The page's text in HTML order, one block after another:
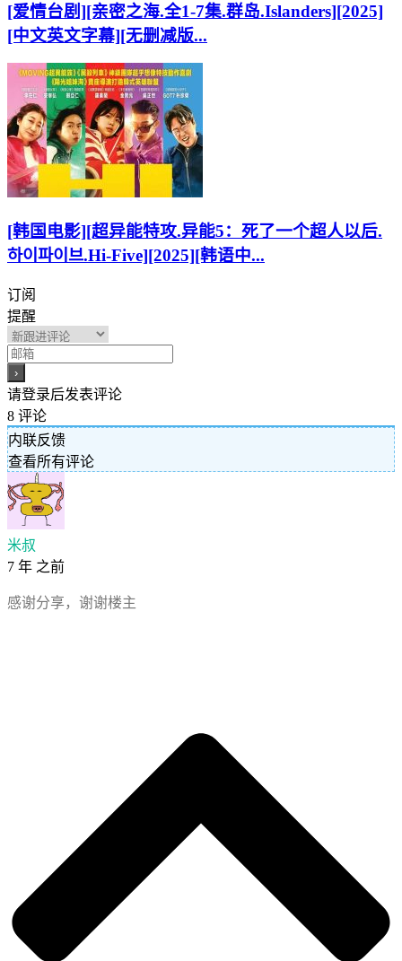
[爱情台剧][亲密之海.全1-7集.群岛.Islanders][2025]
[中文英文字幕][无删减版...
[韩国电影][超异能特攻.异能5：死了一个超人以后.
하이파이브.Hi-Five][2025][韩语中...
订阅
提醒
请登录后发表评论
8 评论
内联反馈
查看所有评论
米叔
7 年 之前
感谢分享，谢谢楼主